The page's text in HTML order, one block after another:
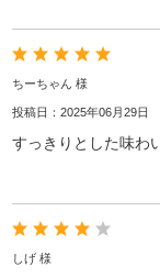
ちーちゃん 様
投稿日：2025年06月29日
すっきりとした味わ
しげ 様